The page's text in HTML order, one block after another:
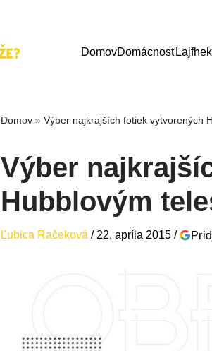
DomovDomácnosťLajfhek
Domov » Výber najkrajších fotiek vytvorených
Výber
Hubblovým
Ľubica Račeková / 22. apríla 2015 /